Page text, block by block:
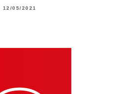
12/05/2021